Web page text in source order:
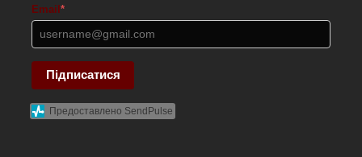
Email *
Підписатися
Предоставлено SendPulse